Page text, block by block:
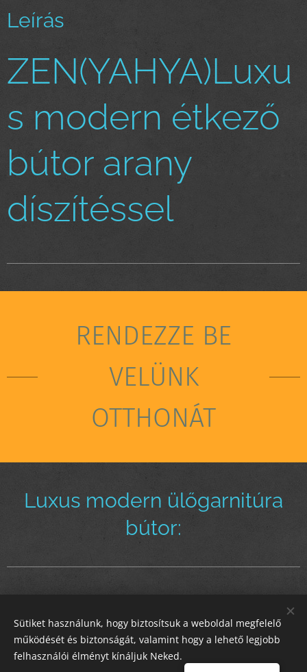
Leírás
ZEN(YAHYA)Luxu
s modern étkező
bútor arany
díszítéssel
RENDEZZE BE
VELÜNK
OTTHONÁT
Luxus modern ülőgarnitúra
bútor:
STIL GALLERY KFT
Sütiket használunk, hogy biztosítsuk a weboldal megfelelő
működését és biztonságát, valamint hogy a lehető legjobb
felhasználói élményt kínáljuk Neked.